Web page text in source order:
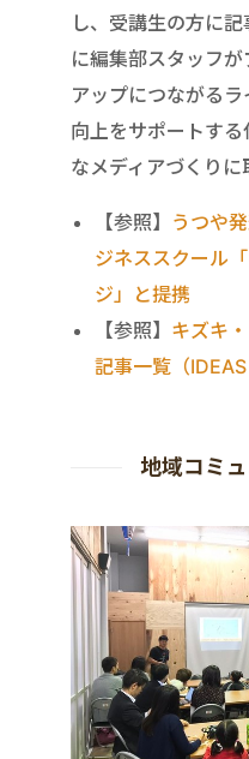
し、受講生の方に
に編集部スタッフ
アップにつながる
向上をサポートす
なメディアづくりに
【参照】 うつや
ジネススクール
ジ」と提携
【参照】 キズキ
記事一覧（IDEAS
地域コミ